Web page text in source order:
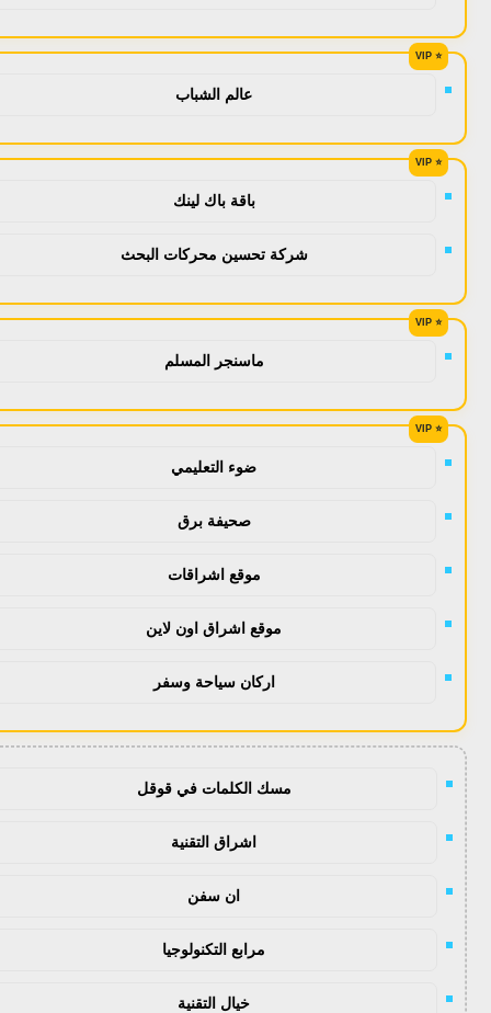
عالم الشباب
باقة باك لينك
شركة تحسين محركات البحث
ماسنجر المسلم
ضوء التعليمي
صحيفة برق
موقع اشراقات
موقع اشراق اون لاين
اركان سياحة وسفر
مسك الكلمات في قوقل
اشراق التقنية
ان سفن
مرابع التكنولوجيا
خيال التقنية